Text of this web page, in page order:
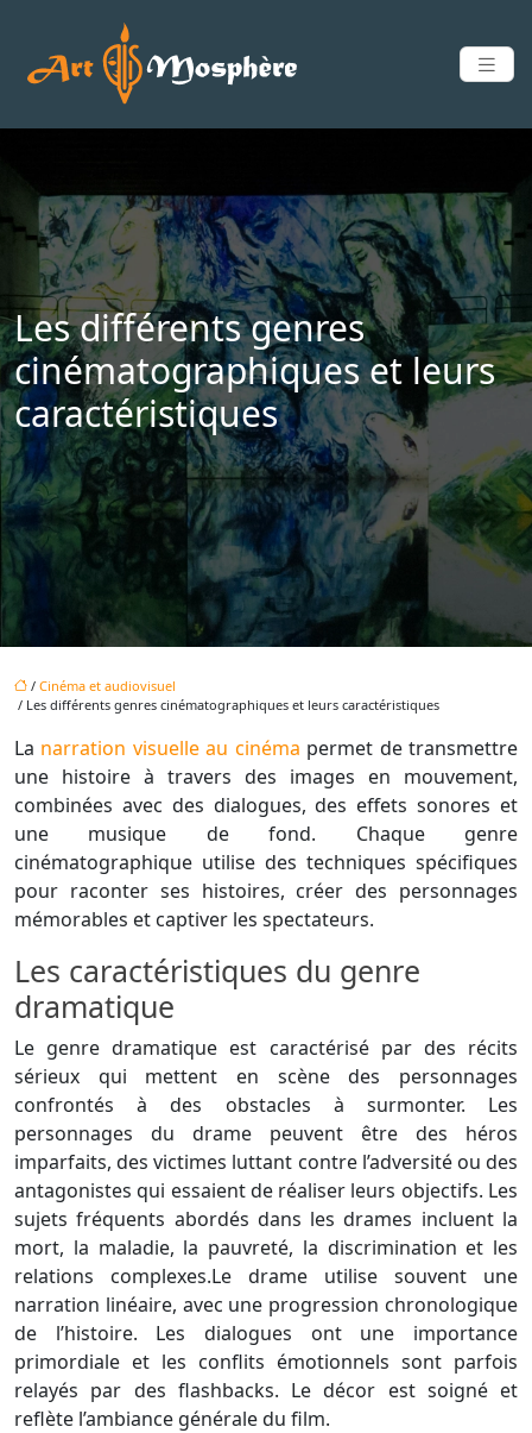
Les différents genres
cinématographiques et leurs
caractéristiques
/ Cinéma et audiovisuel
/ Les différents genres cinématographiques et leurs caractéristiques
La narration visuelle au cinéma permet de transmettre
une histoire à travers des images en mouvement,
combinées avec des dialogues, des effets sonores et
une musique de fond. Chaque genre
cinématographique utilise des techniques spécifiques
pour raconter ses histoires, créer des personnages
mémorables et captiver les spectateurs.
Les caractéristiques du genre
dramatique
Le genre dramatique est caractérisé par des récits
sérieux qui mettent en scène des personnages
confrontés à des obstacles à surmonter. Les
personnages du drame peuvent être des héros
imparfaits, des victimes luttant contre l’adversité ou des
antagonistes qui essaient de réaliser leurs objectifs. Les
sujets fréquents abordés dans les drames incluent la
mort, la maladie, la pauvreté, la discrimination et les
relations complexes.Le drame utilise souvent une
narration linéaire, avec une progression chronologique
de l’histoire. Les dialogues ont une importance
primordiale et les conflits émotionnels sont parfois
relayés par des flashbacks. Le décor est soigné et
reflète l’ambiance générale du film.